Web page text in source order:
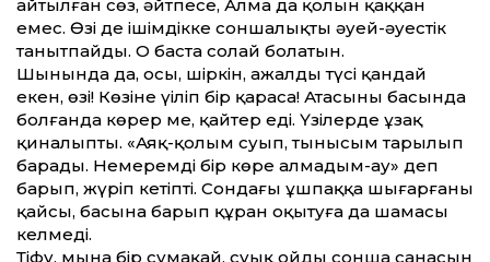
айтылған сөз, әйтпесе, Алма да қолын қаққан
емес. Өзі де ішімдікке соншалықты әуей-әуестік
танытпайды. О баста солай болатын.
Шынында да, осы, шіркін, ажалдың түсі қандай
екен, өзі! Көзіне үңіліп бір қараса! Атасының басында
болғанда көрер ме, қайтер еді. Үзілерде ұзақ
қиналыпты. «Аяқ-қолым суып, тынысым тарылып
барады. Немеремді бір көре алмадым-ау» деп
барып, жүріп кетіпті. Сондағы ұшпаққа шығарғаны
қайсы, басына барып құран оқытуға да шамасы
келмеді.
Тіфу, мына бір сумақай, суық ойдың сонша санасын